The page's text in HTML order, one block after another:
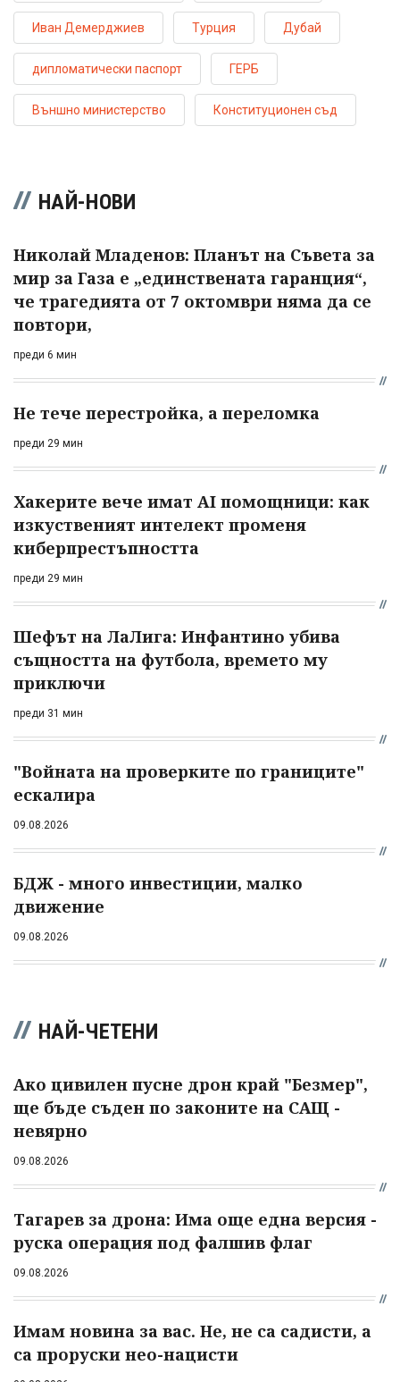
Иван Демерджиев Турция Дубай
дипломатически паспорт ГЕРБ
Външно министерство Конституционен съд
НАЙ-НОВИ
Николай Младенов: Планът на Съвета за
мир за Газа е „единствената гаранция“,
че трагедията от 7 октомври няма да се
повтори,
преди 6 мин
Не тече перестройка, а переломка
преди 29 мин
Хакерите вече имат AI помощници: как
изкуственият интелект променя
киберпрестъпността
преди 29 мин
Шефът на ЛаЛига: Инфантино убива
същността на футбола, времето му
приключи
преди 31 мин
"Войната на проверките по границите"
ескалира
09.08.2026
БДЖ - много инвестиции, малко
движение
09.08.2026
НАЙ-ЧЕТЕНИ
Ако цивилен пусне дрон край "Безмер",
ще бъде съден по законите на САЩ -
невярно
09.08.2026
Тагарев за дрона: Има още една версия -
руска операция под фалшив флаг
09.08.2026
Имам новина за вас. Не, не са садисти, а
са проруски нео-нацисти